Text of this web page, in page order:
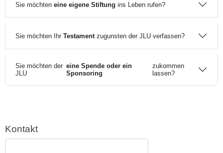
Sie möchteneine eigene Stiftung ins Leben rufen?
Sie möchten Ihr Testament zugunsten der JLU verfassen?
Sie möchten der
JLU
eine Spende oder ein
Sponsoring
zukommen
lassen?
Kontakt